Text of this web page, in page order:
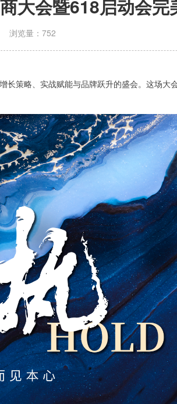
大会暨618启动会完
浏览量：752
长策略、实战赋能与品牌跃升的盛会。 这场大